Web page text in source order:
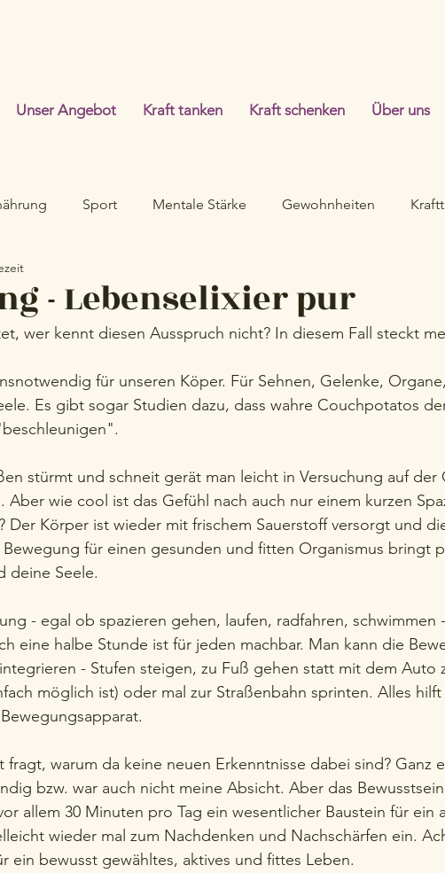
Unser Angebot Kraft tanken Kraft schenken Über uns
Sport Mentale Stärke Gewohnheiten
- Lebenselixier pur
wer kennt diesen Ausspruch nicht? In diesem Fall steckt
für unseren Köper. Für Sehnen, Gelenke,
Es gibt sogar Studien dazu, dass wahre Couchpotatos
stürmt und schneit gerät man leicht in Versuchung auf der
Aber wie cool ist das Gefühl nach auch nur einem kurzen
Der Körper ist wieder mit frischem Sauerstoff versorgt und
für einen gesunden und fitten Organismus bringt
deine Seele.
- egal ob spazieren gehen, laufen, radfahren, schwimmen
eine halbe Stunde ist für jeden machbar. Man kann die
- Stufen steigen, zu Fuß gehen statt mit dem Auto
möglich ist) oder mal zur Straßenbahn sprinten. Alles hilft
fragt, warum da keine neuen Erkenntnisse dabei sind? Ganz
bzw. war auch nicht meine Absicht. Aber das
allem 30 Minuten pro Tag ein wesentlicher Baustein für ein
wieder mal zum Nachdenken und Nachschärfen ein.
ein bewusst gewähltes, aktives und fittes Leben.